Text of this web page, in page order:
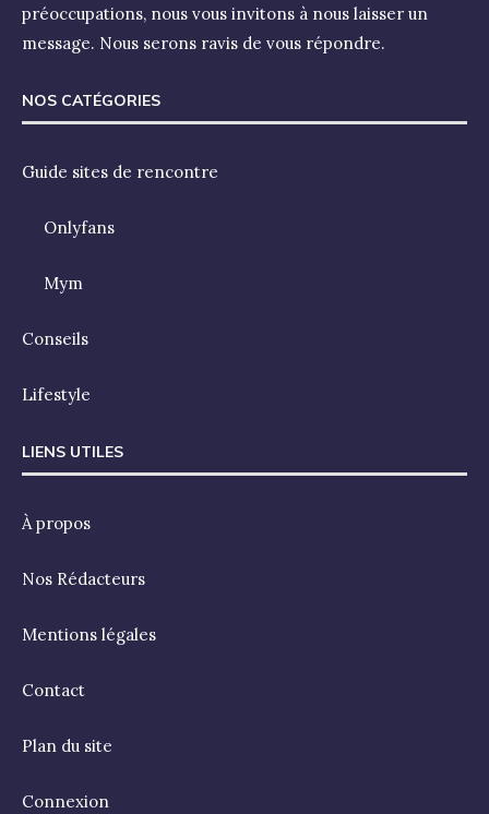
préoccupations, nous vous invitons à nous laisser un
message. Nous serons ravis de vous répondre.
NOS CATÉGORIES
Guide sites de rencontre
Onlyfans
Mym
Conseils
Lifestyle
LIENS UTILES
À propos
Nos Rédacteurs
Mentions légales
Contact
Plan du site
Connexion